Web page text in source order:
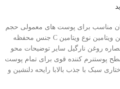
مناسب برای پوست های معمولی حجم
(میل) 300 مناسب سنین همه سنین ویتامین نوع ویتامین C جنس محفظه
روغن نارگیل سایر توضیحات محو
پوستنرم کننده قوی برای تمام پوست
سبک با جذب بالابا رایحه دلنشین و